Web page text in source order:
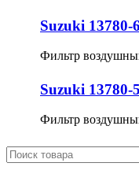
Suzuki 13780-
Фильтр
Suzuki 13780-
Фильтр